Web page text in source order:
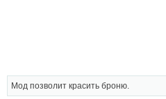
Мод позволит красить броню.